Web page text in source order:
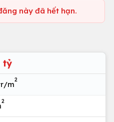
này đã hết hạn.
tỷ
m
2
2